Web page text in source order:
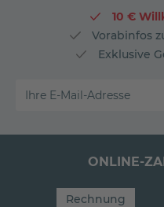
10 €
Vorabinfos
Exklusive
Ihre E-Mail-Adresse
ONLINE-
Rechnung